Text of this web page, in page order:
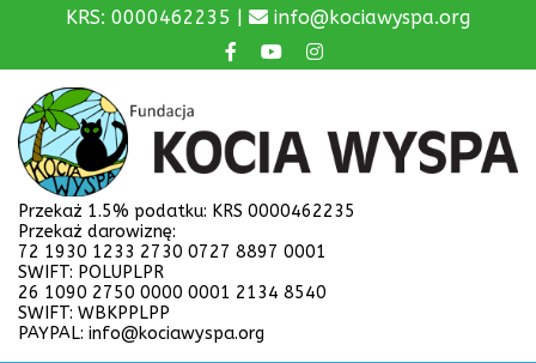
KRS: 0000462235 | info@kociawyspa.org
Przekaż 1.5% podatku: KRS 0000462235
Przekaż darowiznę:
72 1930 1233 2730 0727 8897 0001
SWIFT: POLUPLPR
26 1090 2750 0000 0001 2134 8540
SWIFT: WBKPPLPP
PAYPAL: info@kociawyspa.org